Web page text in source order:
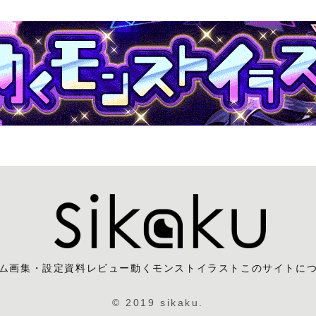
画集・設定資料レビュー動くモンストイラスト このサイトに
© 2019 sikaku.